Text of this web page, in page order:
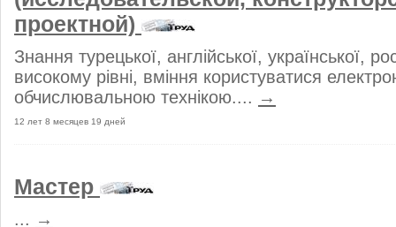
проектной)
Знання турецької, англійської, української,
високому рівні, вміння користуватися
обчислювальною технікою.... →
12 лет 8 месяцев 19 дней
Мастер
... →